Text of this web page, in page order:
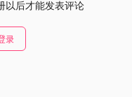
以后才能发表评论
录